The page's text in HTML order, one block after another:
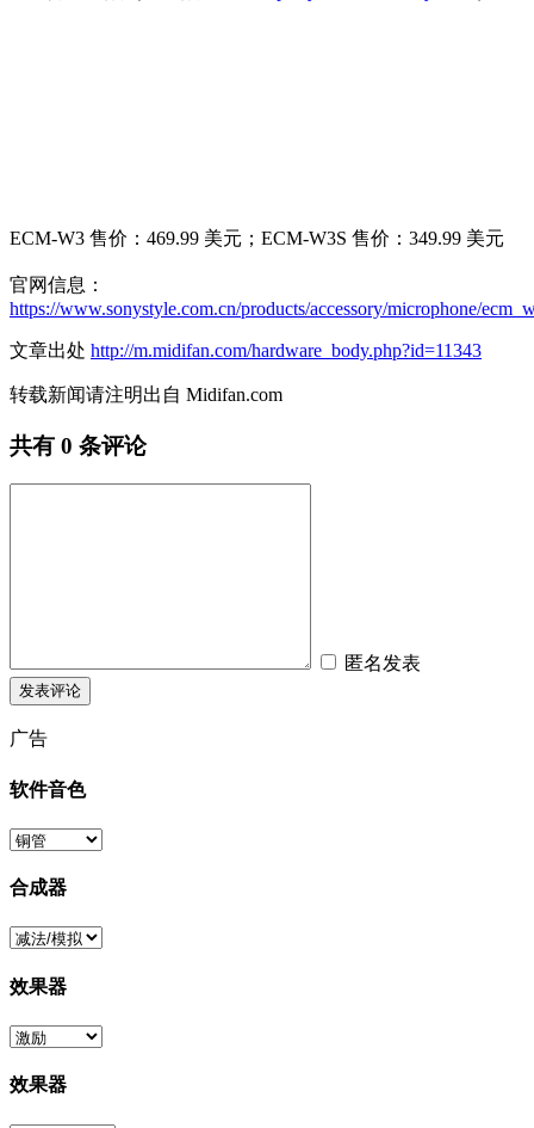
ECM-W3 售价：469.99 美元；ECM-W3S 售价：349.99 美元
官网信息：
https://www.sonystyle.com.cn/products/accessory/microphone/
文章出处 http://m.midifan.com/hardware_body.php?id=11343
转载新闻请注明出自 Midifan.com
共有 0 条评论
匿名发表
广告
软件音色
合成器
效果器
效果器